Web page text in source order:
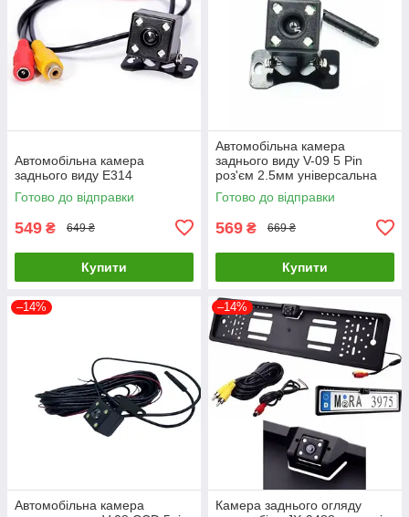
Автомобільна камера
заднього виду E314
Готово до відправки
549 ₴ 649 ₴
Купити
Автомобільна камера
заднього виду V-09 5 Pin
роз'єм 2.5мм універсальна
Готово до відправки
569 ₴ 669 ₴
Купити
–14%
Автомобільна камера
–14%
Камера заднього огляду